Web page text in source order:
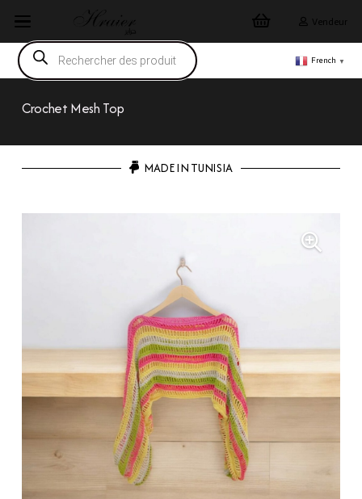
Vendeur
Recherche
de
produits
French ▼
Crochet Mesh Top
MADE IN TUNISIA